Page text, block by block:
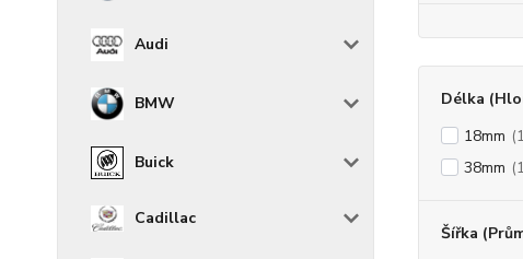
Audi
BMW
Buick
Cadillac
Délka
18mm
38mm
Šířka